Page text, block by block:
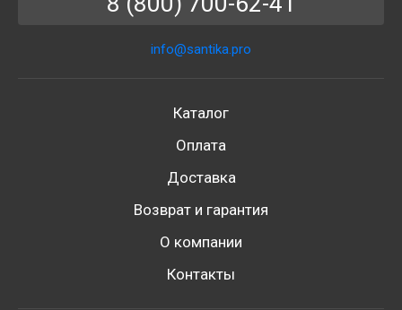
info@santika.pro
Каталог
Оплата
Доставка
Возврат и гарантия
О компании
Контакты